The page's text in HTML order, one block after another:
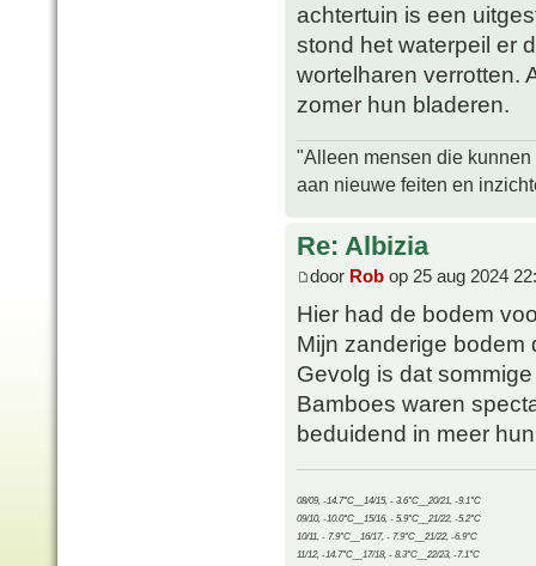
achtertuin is een
stond het waterpeil er
wortelharen verrotten.
zomer hun bladeren.
"Alleen mensen die
aan nieuwe feiten en
Re: Albizia
door Rob op 25 aug 2024
Hier had de bodem
Mijn zanderige bodem
Gevolg is dat
Bamboes waren
beduidend in meer
08/09, -14.7°C__14/15, - 3.6°C__20/21, -9.1°C
09/10, -10.0°C__15/16, - 5.9°C__21/22, -5.2°C
10/11, - 7.9°C__16/17, - 7.9°C__21/22, -6.9°C
11/12, -14.7°C__17/18, - 8.3°C__22/23, -7.1°C